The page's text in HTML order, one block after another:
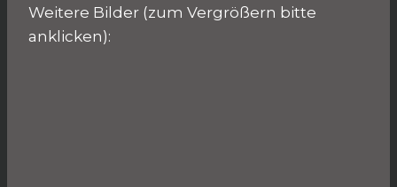
Weitere Bilder (zum Vergrößern bitte
anklicken):